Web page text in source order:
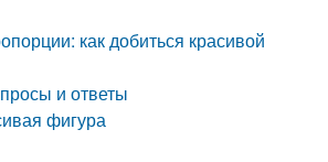
как добиться красивой
и ответы
фигура